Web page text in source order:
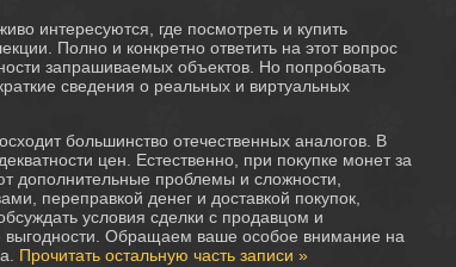
интересуются, где посмотреть и купить
Полно и конкретно ответить на этот вопрос
запрашиваемых объектов. Но попробовать
сведения о реальных и виртуальных
большинство отечественных аналогов. В
цен. Естественно, при покупке монет за
дополнительные проблемы и сложности,
переправкой денег и доставкой покупок,
условия сделки с продавцом и
выгодности. Обращаем ваше особое внимание на
Прочитать остальную часть записи »